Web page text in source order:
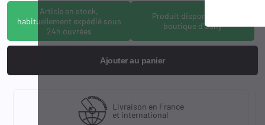
Article en stock,
habituellement expédié sous
24h ouvrées
Produit disponible à la
boutique d'Osny
Ajouter au panier
Livraison en France
et international